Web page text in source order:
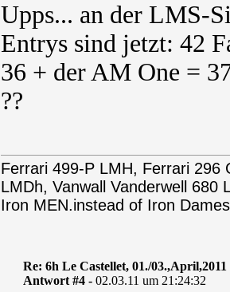
Upps... an der LMS-
Entrys sind jetzt: 42
36 + der AM One =
??
Ferrari 499-P LMH, Ferrari 296
LMDh, Vanwall Vanderwell
Iron MEN.instead of Iron
Re: 6h Le Castellet, 01./03.,April,2011
Antwort #4 - 02.03.11 um 21:24:32